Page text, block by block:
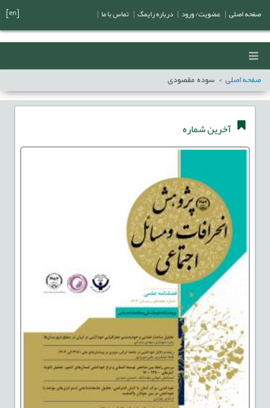
صفحه اصلی سوده مقصودی
آخرین شماره
صفحه اصلی عضویت/ ورود درباره رایمگ تماس با ما